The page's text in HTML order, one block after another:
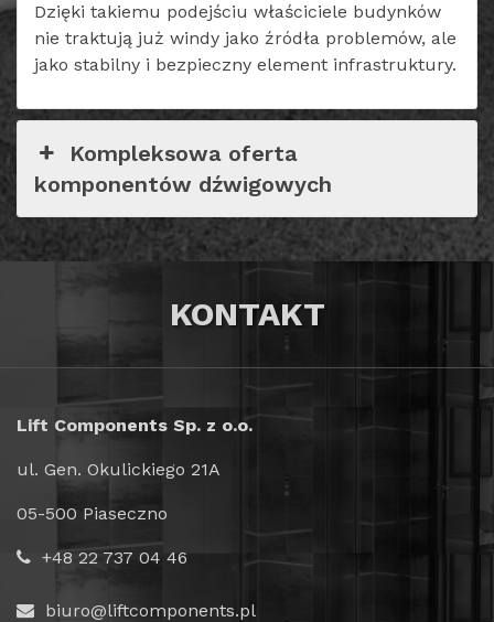
Dzięki takiemu podejściu właściciele budynków
nie traktują już windy jako źródła problemów, ale
jako stabilny i bezpieczny element infrastruktury.
Kompleksowa oferta
komponentów dźwigowych
KONTAKT
Lift Components Sp. z o.o.
ul. Gen. Okulickiego 21A
05-500 Piaseczno
+48 22 737 04 46
biuro@liftcomponents.pl